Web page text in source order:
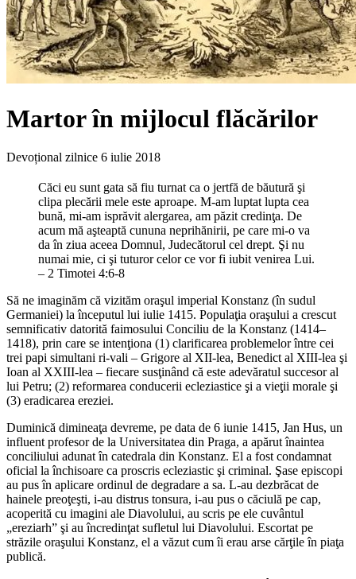
Martor în mijlocul flăcărilor
Devoțional zilnice 6 iulie 2018
Căci eu sunt gata să fiu turnat ca o jertfă de băutură şi
clipa plecării mele este aproape. M-am luptat lupta cea
bună, mi-am isprăvit alergarea, am păzit credinţa. De
acum mă aşteaptă cununa neprihănirii, pe care mi-o va
da în ziua aceea Domnul, Judecătorul cel drept. Şi nu
numai mie, ci şi tuturor celor ce vor fi iubit venirea Lui.
– 2 Timotei 4:6-8
Să ne imaginăm că vizităm oraşul imperial Konstanz (în sudul
Germaniei) la începutul lui iulie 1415. Populaţia oraşului a crescut
semnificativ datorită faimosului Conciliu de la Konstanz (1414–
1418), prin care se intenţiona (1) clarificarea problemelor între cei
trei papi simultani ri-vali – Grigore al XII-lea, Benedict al XIII-lea şi
Ioan al XXIII-lea – fiecare susţinând că este adevăratul succesor al
lui Petru; (2) reformarea conducerii ecleziastice şi a vieţii morale şi
(3) eradicarea ereziei.
Duminică dimineaţa devreme, pe data de 6 iunie 1415, Jan Hus, un
influent profesor de la Universitatea din Praga, a apărut înaintea
conciliului adunat în catedrala din Konstanz. El a fost condamnat
oficial la închisoare ca proscris ecleziastic şi criminal. Şase episcopi
au pus în aplicare ordinul de degradare a sa. L-au dezbrăcat de
hainele preoţeşti, i-au distrus tonsura, i-au pus o căciulă pe cap,
acoperită cu imagini ale Diavolului, au scris pe ele cuvântul
„ereziarh” şi au încredinţat sufletul lui Diavolului. Escortat pe
străzile oraşului Konstanz, el a văzut cum îi erau arse cărţile în piaţa
publică.